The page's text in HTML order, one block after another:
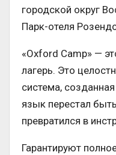
городской округ
Парк-отеля
«Oxford Camp» —
лагерь. Это
система,
язык перестал
превратился в
Гарантируют